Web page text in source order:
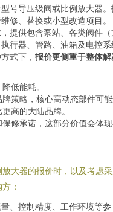
号导压级阀或比例放大器。
修、替换或小型改造项目。
提供包含泵站、各类阀件（
行器、管路、油箱及电控系
式下， 报价更侧重于整体解
低能耗。
牌策略，核心高动态部件可
高的大陆品牌。
保修承诺，这部分价值会体
大器的报价时，以及考虑
：
、控制精度、工作环境等参